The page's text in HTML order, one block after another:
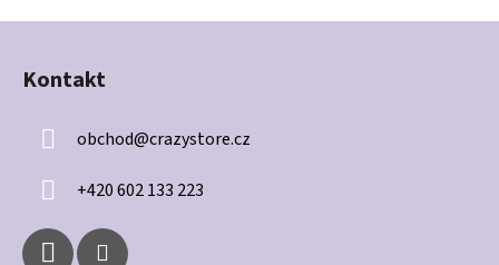
Z
Kontakt
obchod@crazystore.cz
+420 602 133 223